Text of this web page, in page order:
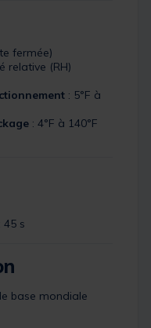
fermée)
relative (RH)
: 5°F à
: 4°F à 140°F
: 45 s
base mondiale